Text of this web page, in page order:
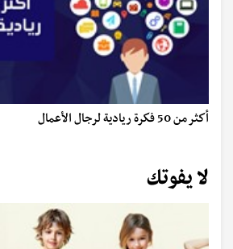
أكثر من 50 فكرة ريادية لرجال الأعمال
لا يفوتك